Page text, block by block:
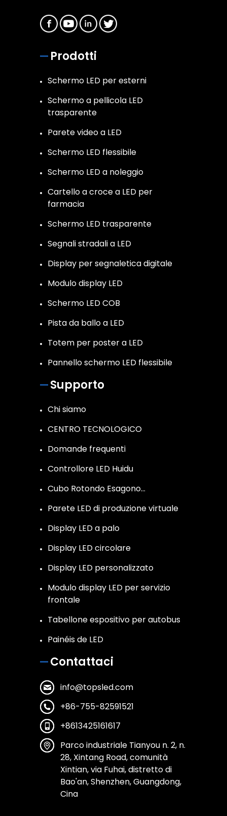
Prodotti
Schermo LED per esterni
Schermo a pellicola LED
trasparente
Parete video a LED
Schermo LED flessibile
Schermo LED a noleggio
Cartello a croce a LED per
farmacia
Schermo LED trasparente
Segnali stradali a LED
Display per segnaletica digitale
Modulo display LED
Schermo LED COB
Pista da ballo a LED
Totem per poster a LED
Pannello schermo LED flessibile
Supporto
Chi siamo
CENTRO TECNOLOGICO
Domande frequenti
Controllore LED Huidu
Cubo Rotondo Esagono…
Parete LED di produzione virtuale
Display LED a palo
Display LED circolare
Display LED personalizzato
Modulo display LED per servizio
frontale
Tabellone espositivo per autobus
Painéis de LED
Contattaci
info@topsled.com
+86-755-82591521
+8613425161617
Parco industriale Tianyou n. 2, n.
28, Xintang Road, comunità
Xintian, via Fuhai, distretto di
Bao'an, Shenzhen, Guangdong,
Cina